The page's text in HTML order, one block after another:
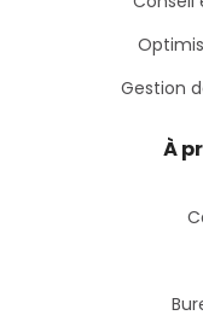
Gestion
À